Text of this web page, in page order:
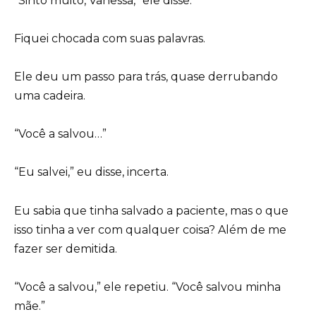
Fiquei chocada com suas palavras.
Ele deu um passo para trás, quase derrubando
uma cadeira.
“Você a salvou…”
“Eu salvei,” eu disse, incerta.
Eu sabia que tinha salvado a paciente, mas o que
isso tinha a ver com qualquer coisa? Além de me
fazer ser demitida.
“Você a salvou,” ele repetiu. “Você salvou minha
mãe.”